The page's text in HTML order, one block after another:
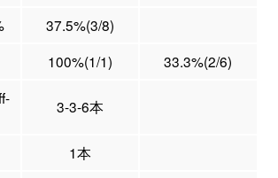
37.5%(3/8)
100%(1/1)
33.3%(2/6)
3-3-6本
1本